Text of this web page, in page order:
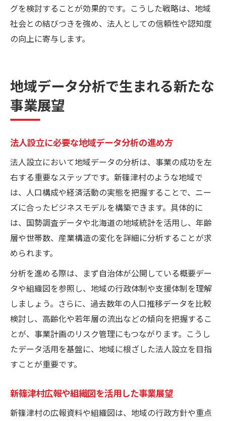
グを検討することが効果的です。こうした戦略は、地域
社会との結びつきを強め、法人としての信頼性や認知度
の向上に寄与します。
地域データ分析で生まれる新たな
事業展望
法人設立に必要な地域データ分析の進め方
法人設立において地域データの分析は、事業の成功を左
右する重要なステップです。新篠津村のような地域で
は、人口構成や経済活動の実態を把握することで、ニー
ズに合ったビジネスモデルを構築できます。具体的に
は、国勢調査データや北海道の地域統計を活用し、年齢
層や世帯数、産業構造の変化を詳細に分析することが求
められます。
分析を進める際は、まず自治体が公開している概要デー
タや組織図を参照し、地域の行政体制や支援体制を理解
しましょう。さらに、過去数年の人口推移データを比較
検討し、高齢化や若年層の流出などの傾向を把握するこ
とが、事業計画のリスク管理にもつながります。こうし
たデータ活用を基盤に、地域に根ざした法人設立を目指
すことが重要です。
新篠津村広報や組織図を活用した事業展望
新篠津村の広報資料や組織図は、地域の行政方針や重点